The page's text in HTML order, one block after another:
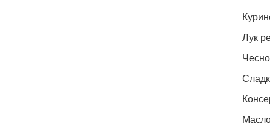
Лук